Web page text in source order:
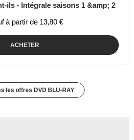
ils - Intégrale saisons 1 &amp; 2
à partir de 13,80 €
ACHETER
les offres DVD BLU-RAY